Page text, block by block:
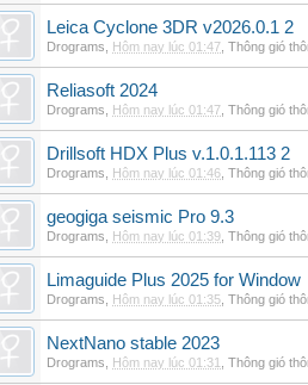
Leica Cyclone 3DR v2026.0.1 2
Drograms Hôm nay lúc 01:47 Thông gió
Reliasoft 2024
Drograms Hôm nay lúc 01:47 Thông gió
Drillsoft HDX Plus v.1.0.1.113 2
Drograms Hôm nay lúc 01:46 Thông gió
geogiga seismic Pro 9.3
Drograms Hôm nay lúc 01:39 Thông gió
Limaguide Plus 2025 for Window
Drograms Hôm nay lúc 01:35 Thông gió
NextNano stable 2023
Drograms Hôm nay lúc 01:31 Thông gió